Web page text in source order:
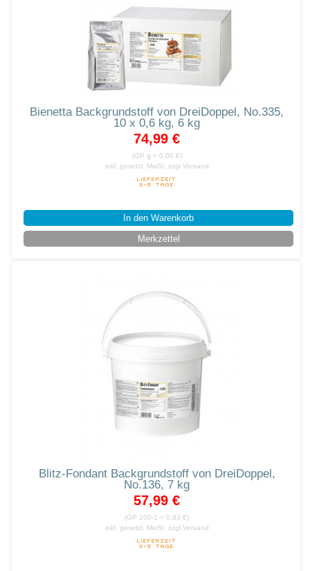
Bienetta Backgrundstoff von DreiDoppel, No.335,
10 x 0,6 kg, 6 kg
74,99 €
(GP g = 0,00 €)
inkl. gesetzl. MwSt.
zzgl.Versand
In den Warenkorb
Merkzettel
Blitz-Fondant Backgrundstoff von DreiDoppel,
No.136, 7 kg
57,99 €
(GP 100-1 = 0,83 €)
inkl. gesetzl. MwSt.
zzgl.Versand